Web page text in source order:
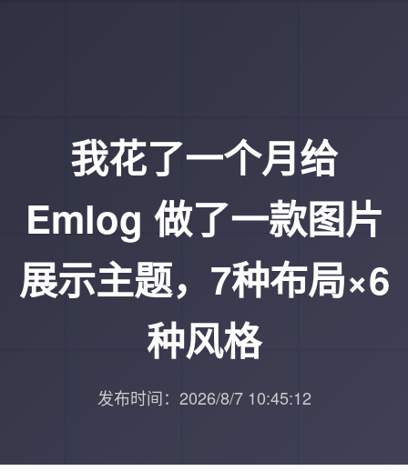
我花了一个月给
Emlog 做了一款图片
展示主题，7种布局×6
种风格
发布时间：2026/8/7 10:45:12